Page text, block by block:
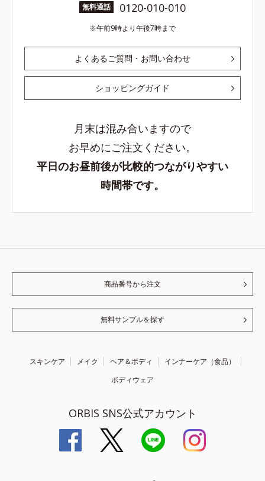
無料通話 0120-010-010
午前9時より午後7時まで
よくあるご質問・お問い合わせ
ショッピングガイド
月末は混み合いますので
お早めにご注文ください。
平日のお昼前後が比較的つながりやすい
時間帯です。
商品番号から注文
無料サンプルを探す
スキンケア メイク ヘア＆ボディ
インナーケア（食品）
ボディウェア
ORBIS SNS公式アカウント